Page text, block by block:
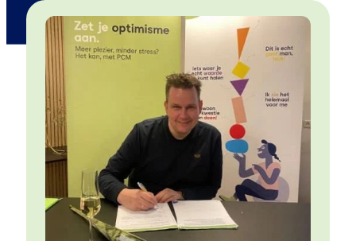
In het dagelijks leven ben ik werkzaam in het
onderwijs als bestuurder. Daarnaast coach ik
onderwijsprofessionals en begeleid ik
(startende) directeuren